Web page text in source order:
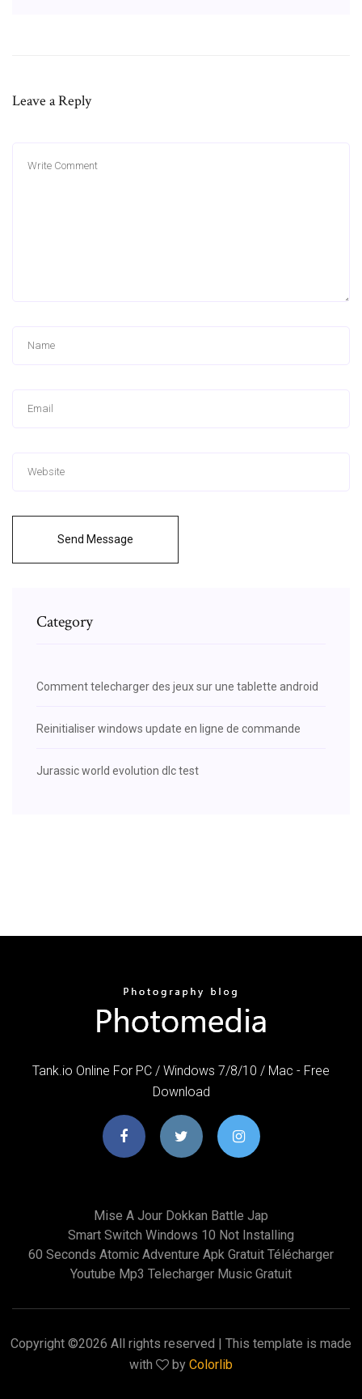
Leave a Reply
Send Message
Category
Comment telecharger des jeux sur une tablette android
Reinitialiser windows update en ligne de commande
Jurassic world evolution dlc test
Tank.io Online For PC / Windows 7/8/10 / Mac - Free
Download
Mise A Jour Dokkan Battle Jap
Smart Switch Windows 10 Not Installing
60 Seconds Atomic Adventure Apk Gratuit Télécharger
Youtube Mp3 Telecharger Music Gratuit
Copyright ©2026 All rights reserved | This template is made
with
by Colorlib